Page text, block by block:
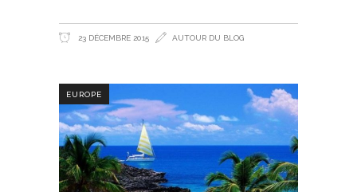
23 DÉCEMBRE 2015 AUTOUR DU BLOG
EUROPE